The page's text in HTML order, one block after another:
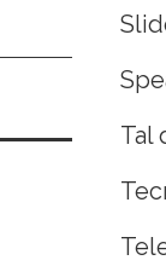
Tal